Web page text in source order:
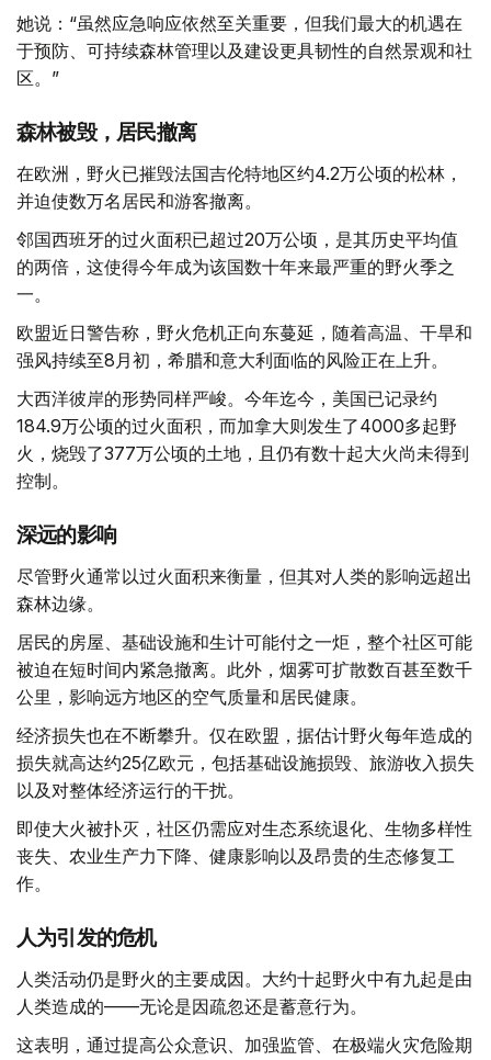
她说：“虽然应急响应依然至关重要，但我们最大的机遇在
于预防、可持续森林管理以及建设更具韧性的自然景观和社
区。”
森林被毁，居民撤离
在欧洲，野火已摧毁法国吉伦特地区约4.2万公顷的松林，
并迫使数万名居民和游客撤离。
邻国西班牙的过火面积已超过20万公顷，是其历史平均值
的两倍，这使得今年成为该国数十年来最严重的野火季之
一。
欧盟近日警告称，野火危机正向东蔓延，随着高温、干旱和
强风持续至8月初，希腊和意大利面临的风险正在上升。
大西洋彼岸的形势同样严峻。今年迄今，美国已记录约
184.9万公顷的过火面积，而加拿大则发生了4000多起野
火，烧毁了377万公顷的土地，且仍有数十起大火尚未得到
控制。
深远的影响
尽管野火通常以过火面积来衡量，但其对人类的影响远超出
森林边缘。
居民的房屋、基础设施和生计可能付之一炬，整个社区可能
被迫在短时间内紧急撤离。此外，烟雾可扩散数百甚至数千
公里，影响远方地区的空气质量和居民健康。
经济损失也在不断攀升。仅在欧盟，据估计野火每年造成的
损失就高达约25亿欧元，包括基础设施损毁、旅游收入损失
以及对整体经济运行的干扰。
即使大火被扑灭，社区仍需应对生态系统退化、生物多样性
丧失、农业生产力下降、健康影响以及昂贵的生态修复工
作。
人为引发的危机
人类活动仍是野火的主要成因。大约十起野火中有九起是由
人类造成的——无论是因疏忽还是蓄意行为。
这表明，通过提高公众意识、加强监管、在极端火灾危险期